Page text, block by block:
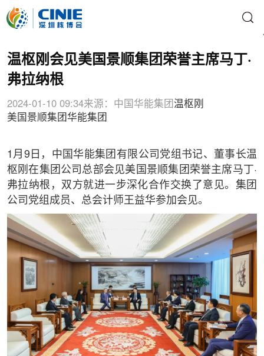
温枢刚会见美国景顺集团荣誉主席马丁·
弗拉纳根
2024-01-10 09:34来源：中国华能集团 温枢刚
美国景顺集团华能集团
1月9日，中国华能集团有限公司党组书记、董事长温
枢刚在集团公司总部会见美国景顺集团荣誉主席马丁·
弗拉纳根，双方就进一步深化合作交换了意见。集团
公司党组成员、总会计师王益华参加会见。